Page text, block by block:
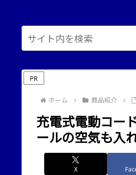
PR
ホーム 商品紹介
充電式電動コー
ールの空気も入
X